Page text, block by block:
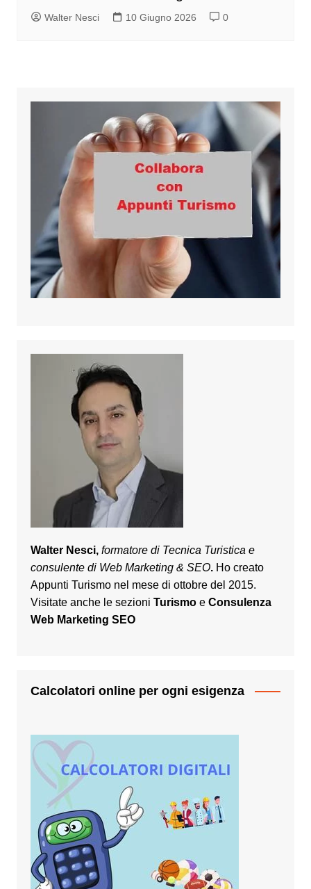
Walter Nesci 10 Giugno 2026 0
Walter Nesci, formatore di Tecnica Turistica e
consulente di Web Marketing & SEO. Ho creato
Appunti Turismo nel mese di ottobre del 2015.
Visitate anche le sezioni Turismo e Consulenza
Web Marketing SEO
Calcolatori online per ogni esigenza